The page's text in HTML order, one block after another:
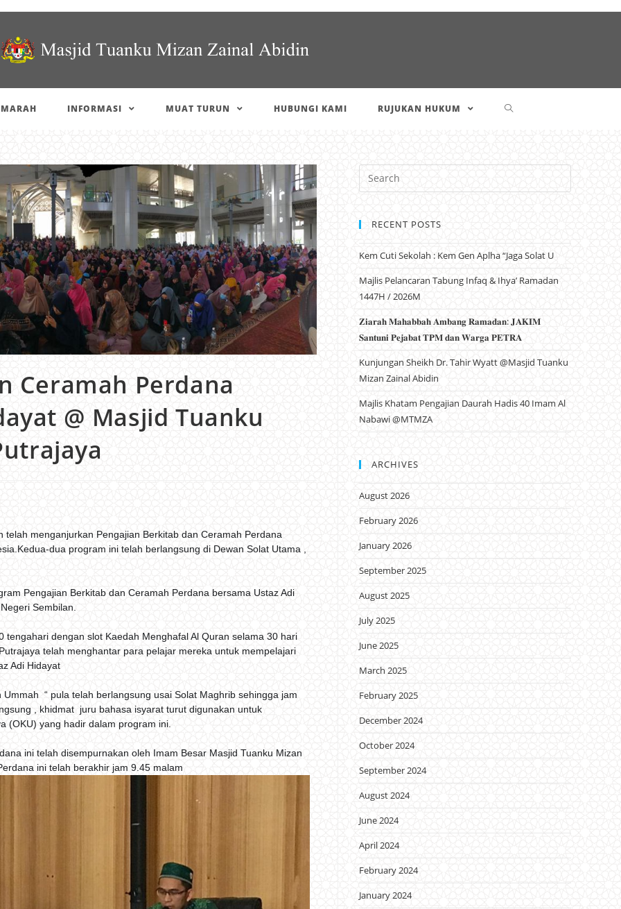
INFORMASI MUAT TURUN HUBUNGI KAMI RUJUKAN HUKUM
Ceramah Perdana
@ Masjid Tuanku
menganjurkan Pengajian Berkitab dan Ceramah Perdana
dua program ini telah berlangsung di Dewan Solat Utama ,
Pengajian Berkitab dan Ceramah Perdana bersama Ustaz Adi
Sembilan.
dengan slot Kaedah Menghafal Al Quran selama 30 hari
telah menghantar para pelajar mereka untuk mempelajari
Adi Hidayat
“ pula telah berlangsung usai Solat Maghrib sehingga jam
, khidmat juru bahasa isyarat turut digunakan untuk
(OKU) yang hadir dalam program ini.
ini telah disempurnakan oleh Imam Besar Masjid Tuanku Mizan
ini telah berakhir jam 9.45 malam
RECENT POSTS
Kem Cuti Sekolah : Kem Gen Aplha “Jaga Solat U
Majlis Pelancaran Tabung Infaq & Ihya’ Ramadan
1447H / 2026M
𝐙𝐢𝐚𝐫𝐚𝐡 𝐌𝐚𝐡𝐚𝐛𝐛𝐚𝐡 𝐀𝐦𝐛𝐚𝐧𝐠 𝐑𝐚𝐦𝐚𝐝𝐚𝐧: 𝐉𝐀𝐊𝐈𝐌
𝐒𝐚𝐧𝐭𝐮𝐧𝐢 𝐏𝐞𝐣𝐚𝐛𝐚𝐭 𝐓𝐏𝐌 𝐝𝐚𝐧 𝐖𝐚𝐫𝐠𝐚 𝐏𝐄𝐓𝐑𝐀
Kunjungan Sheikh Dr. Tahir Wyatt @Masjid Tuanku
Mizan Zainal Abidin
Majlis Khatam Pengajian Daurah Hadis 40 Imam Al
Nabawi @MTMZA
ARCHIVES
August 2026
February 2026
January 2026
September 2025
August 2025
July 2025
June 2025
March 2025
February 2025
December 2024
October 2024
September 2024
August 2024
June 2024
April 2024
February 2024
January 2024